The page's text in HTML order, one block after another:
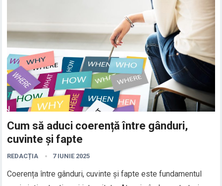
Cum să aduci coerență între gânduri,
cuvinte și fapte
REDACȚIA 7 IUNIE 2025
Coerența între gânduri, cuvinte și fapte este fundamentul